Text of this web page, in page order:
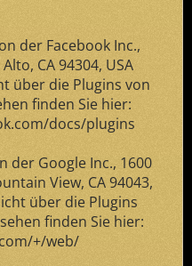
der Facebook Inc.,
CA 94304, USA
über die Plugins von
finden Sie hier:
docs/plugins
der Google Inc., 1600
View, CA 94043,
über die Plugins
finden Sie hier:
+/web/